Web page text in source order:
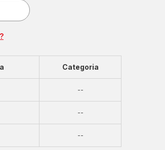
Categoria
--Non
disponibile
--Non
disponibile
--Non
disponibile